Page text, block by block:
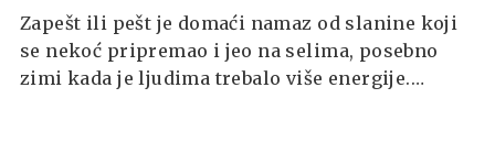
Zapešt ili pešt je domaći namaz od slanine koji
se nekoć pripremao i jeo na selima, posebno
zimi kada je ljudima trebalo više energije.